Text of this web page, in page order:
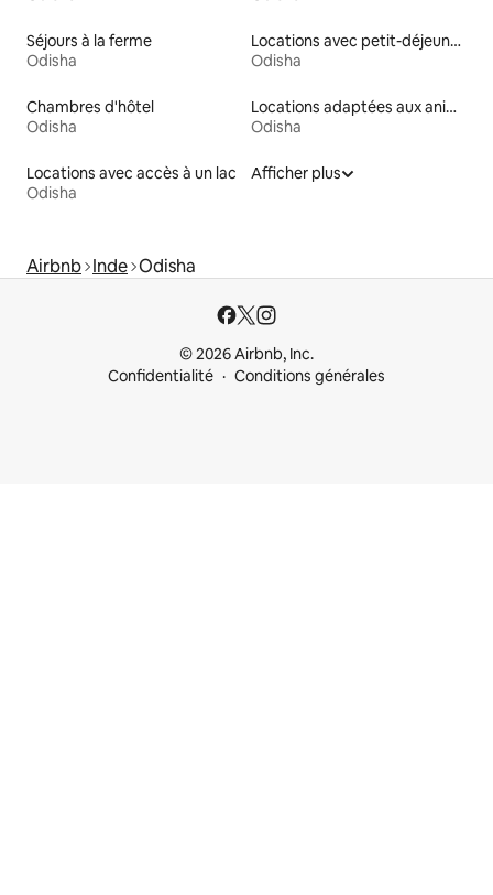
Séjours à la ferme
Odisha
Locations avec petit-déjeuner
Odisha
Chambres d'hôtel
Odisha
Locations adaptées aux animaux
Odisha
Locations avec accès à un lac
Odisha
Afficher plus
Airbnb Inde Odisha
© 2026 Airbnb, Inc.
Confidentialité
Conditions générales